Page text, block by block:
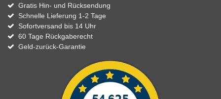
Gratis Hin- und Rücksendung
Schnelle Lieferung 1-2 Tage
Sofortversand bis 14 Uhr
60 Tage Rückgaberecht
Geld-zurück-Garantie